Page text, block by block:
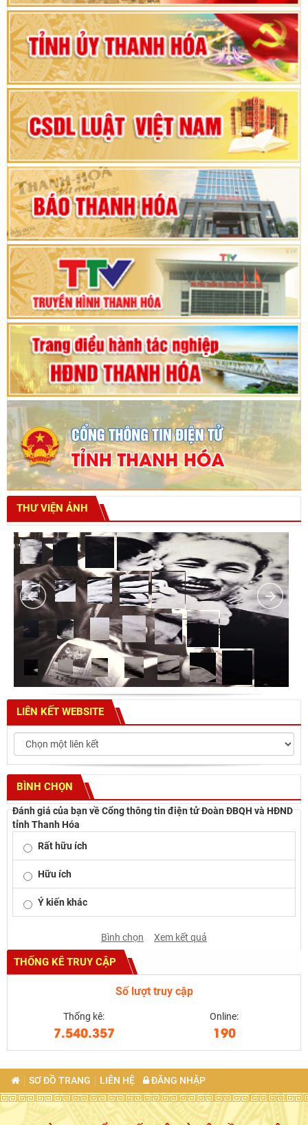
Bộ Chính trị duyệt nội dung Đại hội đại biểu
Đảng bộ tỉnh Thanh Hóa lần thứ XX, nhiệm kỳ
2025 - 2030
Đại hội đại biểu Đảng bộ xã Yên Thọ lần thứ I,
nhiệm kỳ 2025 – 2030
Đại hội Đảng bộ xã Yên Ninh lần thứ nhất,
nhiệm kỳ 2025 - 2030
Khai mạc Kỳ họp bất thường lần thứ 9, Quốc
hội khóa XV
Phiên thảo luận Kỳ họp thứ 24, HĐND tỉnh
Thanh Hóa khóa XVIII, nhiệm kỳ 2021 - 2026
Bế mạc Kỳ họp thứ hai bốn, Hội đồng nhân dân
tỉnh khoá XVIII
THƯ VIỆN ẢNH
LIÊN KẾT WEBSITE
BÌNH CHỌN
Đánh giá của bạn về Cổng thông tin điện tử Đoàn ĐBQH và HĐND
tỉnh Thanh Hóa
Rất hữu ích
Hữu ích
Ý kiến khác
Bình chọn Xem kết quả
THỐNG KÊ TRUY CẬP
Số lượt truy cập
Thống kê:
7.540.357
Online:
190
SƠ ĐỒ TRANG LIÊN HỆ ĐĂNG NHẬP